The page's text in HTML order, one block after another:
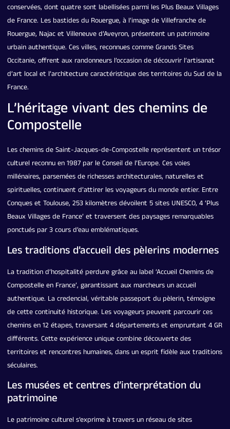
conservées, dont quatre sont labellisées parmi les Plus Beaux Villages
de France. Les bastides du Rouergue, à l’image de Villefranche de
Rouergue, Najac et Villeneuve d’Aveyron, présentent un patrimoine
urbain authentique. Ces villes, reconnues comme Grands Sites
Occitanie, offrent aux randonneurs l’occasion de découvrir l’artisanat
d’art local et l’architecture caractéristique des territoires du Sud de la
France.
L’héritage vivant des chemins de
Compostelle
Les chemins de Saint-Jacques-de-Compostelle représentent un trésor
culturel reconnu en 1987 par le Conseil de l’Europe. Ces voies
millénaires, parsemées de richesses architecturales, naturelles et
spirituelles, continuent d’attirer les voyageurs du monde entier. Entre
Conques et Toulouse, 253 kilomètres dévoilent 5 sites UNESCO, 4 ‘Plus
Beaux Villages de France’ et traversent des paysages remarquables
ponctués par 3 cours d’eau emblématiques.
Les traditions d’accueil des pèlerins modernes
La tradition d’hospitalité perdure grâce au label ‘Accueil Chemins de
Compostelle en France’, garantissant aux marcheurs un accueil
authentique. La credencial, véritable passeport du pèlerin, témoigne
de cette continuité historique. Les voyageurs peuvent parcourir ces
chemins en 12 étapes, traversant 4 départements et empruntant 4 GR
différents. Cette expérience unique combine découverte des
territoires et rencontres humaines, dans un esprit fidèle aux traditions
séculaires.
Les musées et centres d’interprétation du
patrimoine
Le patrimoine culturel s’exprime à travers un réseau de sites